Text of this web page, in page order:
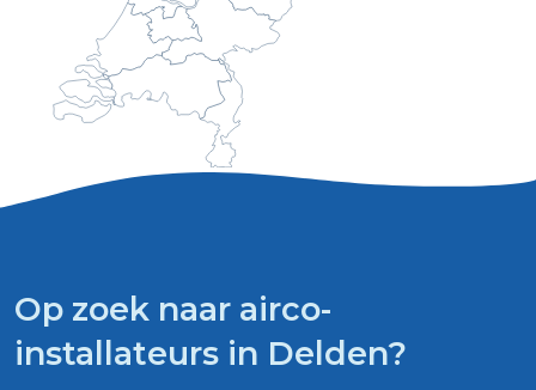
Op zoek naar airco-
installateurs in Delden?